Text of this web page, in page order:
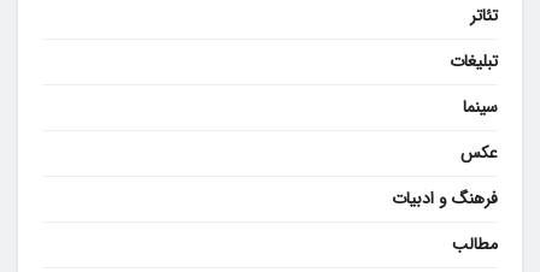
تئاتر
تبلیغات
سینما
عکس
فرهنگ و ادبیات
مطالب